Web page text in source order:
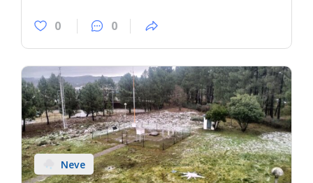
0 0
Neve